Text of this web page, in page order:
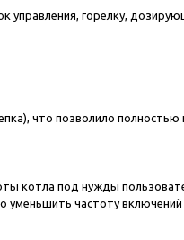
горелку,
что позволило
котла под нужды
частоту